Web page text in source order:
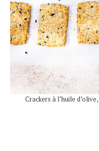
Crackers à l’huile